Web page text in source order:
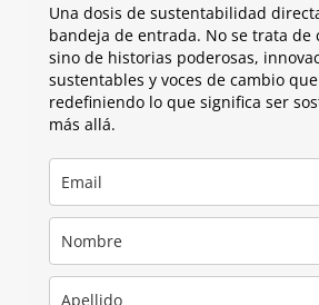
Una dosis de sustentabilidad
bandeja de entrada. No se trata de
sino de historias poderosas,
sustentables y voces de cambio
redefiniendo lo que significa ser
más allá.